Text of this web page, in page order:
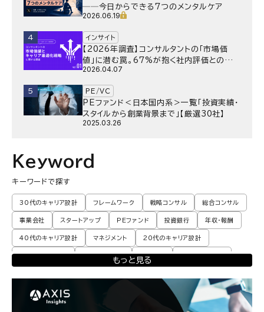
──今日からできる7つのメンタルケア
2026.06.19
4 インサイト
【2026年調査】コンサルタントの「市場価
値」に潜む罠。67%が抱く社内評価との乖
離と、採用側が抱く“本音”の懸念とは
2026.04.07
5 PE/VC
PEファンド＜日本国内系＞一覧「投資実績・
スタイルから創業背景まで」【厳選30社】
2025.03.26
Keyword
キーワードで探す
30代のキャリア設計 フレームワーク 戦略コンサル 総合コンサル
事業会社 スタートアップ PEファンド 投資銀行 年収・報酬
40代のキャリア設計 マネジメント 20代のキャリア設計
転職体験談・実例 プロモーション 業界動向 コンサル現場論
エンジニア 調査レポート 独立・フリーランス
パートナー
もっと見る